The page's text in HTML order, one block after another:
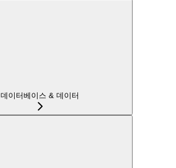
데이터베이스 & 데이터